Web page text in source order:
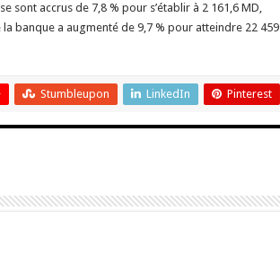
sont accrus de 7,8 % pour s’établir à 2 161,6 MD,
banque a augmenté de 9,7 % pour atteindre 22 459
Stumbleupon LinkedIn Pinterest